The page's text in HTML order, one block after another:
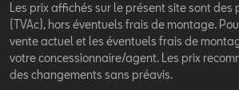
Les prix affichés sur le présent site sont des
(TVAc), hors éventuels frais de montage.
vente actuel et les éventuels frais de
votre concessionnaire/agent. Les prix
des changements sans préavis.